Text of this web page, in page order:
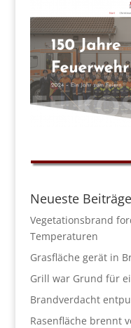
Neueste Beiträge
Vegetationsbrand
Temperaturen
Grasfläche gerät in
Grill war Grund für
Brandverdacht
Rasenfläche brennt